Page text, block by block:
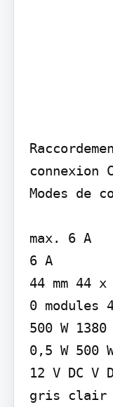
connexion
Modes de
max. 6 A
6 A
44 mm 44
0 modules
500 W 1380
0,5 W 500
12 V DC V
gris clair